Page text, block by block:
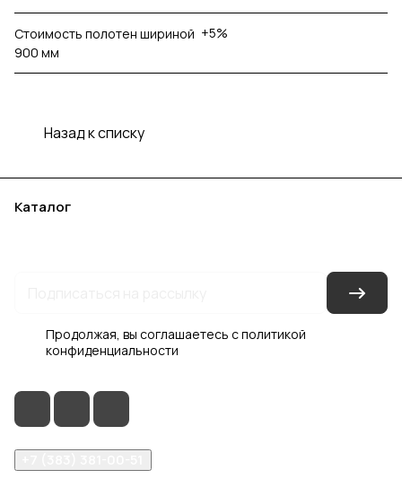
Стоимость полотен шириной
900 мм
+5%
Назад к списку
Каталог
Продолжая, вы соглашаетесь сполитикой
конфиденциальности